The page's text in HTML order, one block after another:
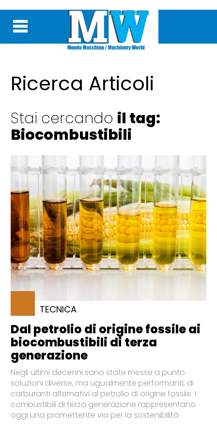
Ricerca Articoli
Stai cercando il tag:
Biocombustibili
TECNICA
Dal petrolio di origine fossile ai
biocombustibili di terza
generazione
Negli ultimi decenni sono state messe a punto
soluzioni diverse, ma ugualmente performanti, di
carburanti alternativi al petrolio di origine fossile. I
combustibili di terza generazione rappresentano
oggi una promettente via per la sostenibilità